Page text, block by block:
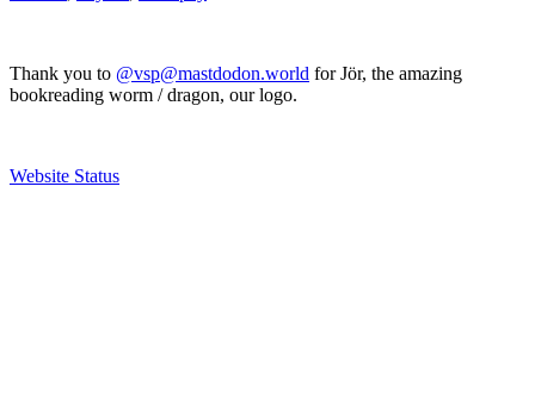
Thank you to @vsp@mastdodon.world for Jör, the amazing
bookreading worm / dragon, our logo.
Website Status